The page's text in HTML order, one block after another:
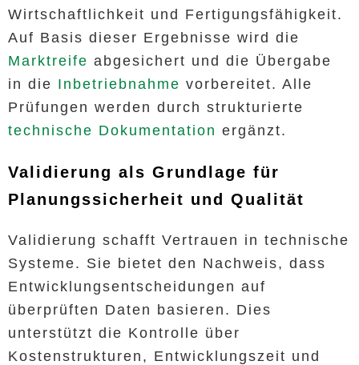
Wirtschaftlichkeit und Fertigungsfähigkeit.
Auf Basis dieser Ergebnisse wird die
Marktreife abgesichert und die Übergabe
in die Inbetriebnahme vorbereitet. Alle
Prüfungen werden durch strukturierte
technische Dokumentation ergänzt.
Validierung als Grundlage für
Planungssicherheit und Qualität
Validierung schafft Vertrauen in technische
Systeme. Sie bietet den Nachweis, dass
Entwicklungsentscheidungen auf
überprüften Daten basieren. Dies
unterstützt die Kontrolle über
Kostenstrukturen, Entwicklungszeit und